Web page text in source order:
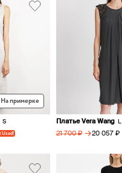
На примерке
S
Used!
Платье Vera Wang L
21 700 ₽ → 20 057 ₽